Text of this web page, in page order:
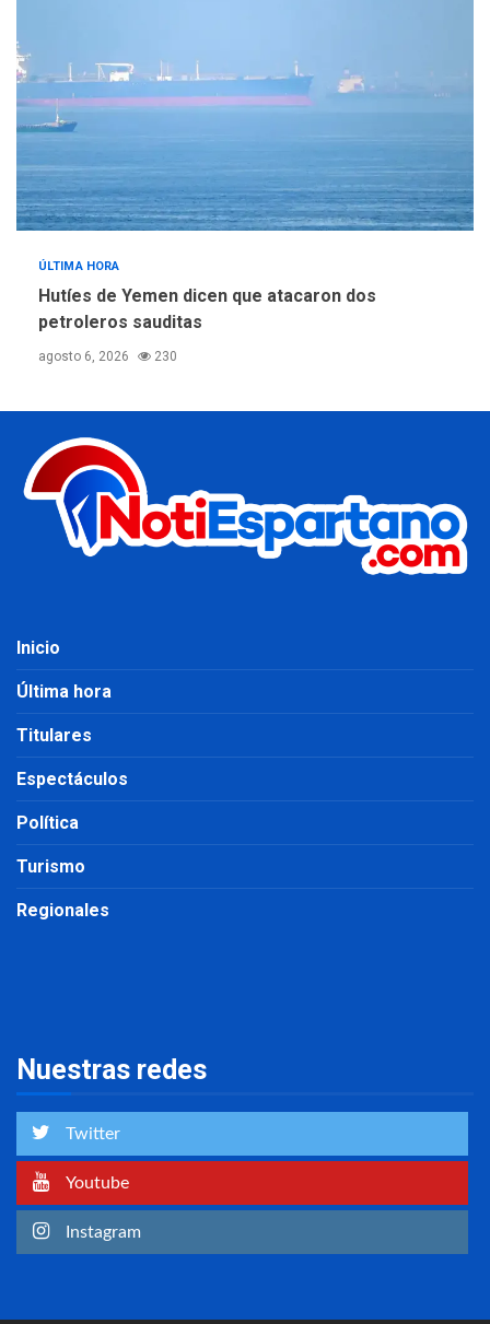
ÚLTIMA HORA
Hutíes de Yemen dicen que atacaron dos
petroleros sauditas
agosto 6, 2026 230
Inicio
Última hora
Titulares
Espectáculos
Política
Turismo
Regionales
Nuestras redes
Twitter
Youtube
Instagram